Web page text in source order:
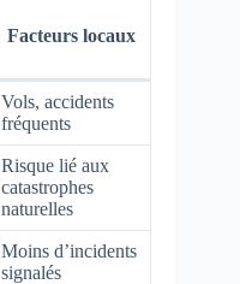
Facteurs locaux
Vols, accidents
fréquents
Risque lié aux
catastrophes
naturelles
Moins d’incidents
signalés